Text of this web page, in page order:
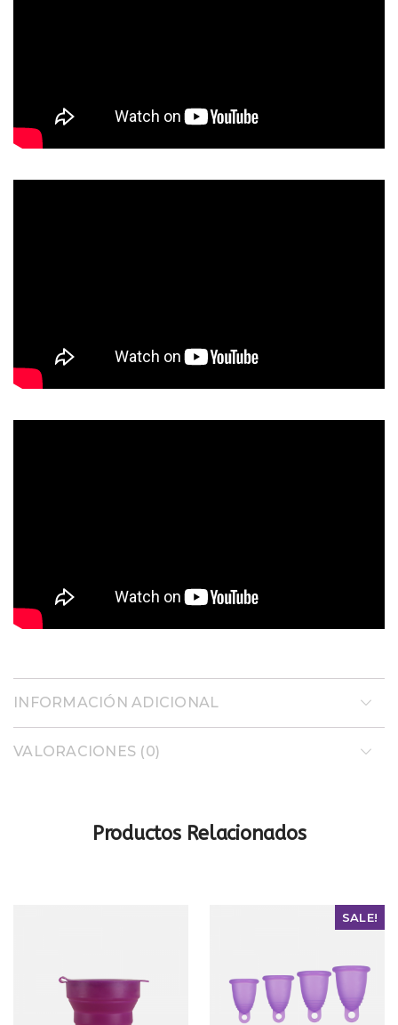
INFORMACIÓN ADICIONAL
VALORACIONES (0)
Productos Relacionados
SALE!